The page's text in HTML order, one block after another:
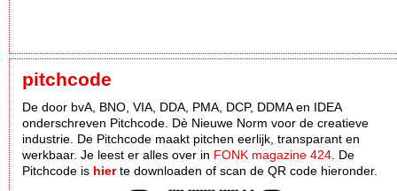
pitchcode
De door bvA, BNO, VIA, DDA, PMA, DCP, DDMA en IDEA
onderschreven Pitchcode. Dè Nieuwe Norm voor de creatieve
industrie. De Pitchcode maakt pitchen eerlijk, transparant en
werkbaar. Je leest er alles over in FONK magazine 424 . De
Pitchcode is hierte downloaden of scan de QR code hieronder.